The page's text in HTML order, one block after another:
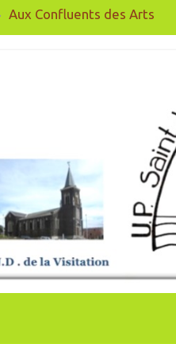
Aux Confluents des Arts